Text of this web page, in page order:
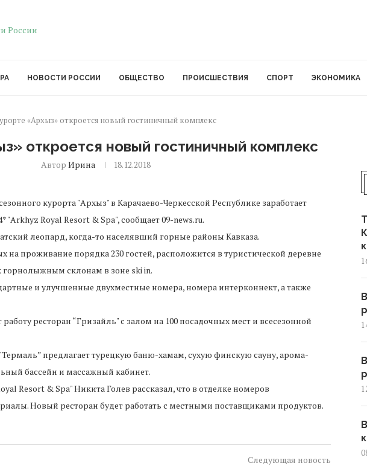
НОВОСТИ РОССИИ ОБЩЕСТВО ПРОИСШЕСТВИЯ СПОРТ ЭКОНОМИКА
«Архыз» откроется новый гостиничный комплекс
откроется новый гостиничный комплекс
Автор Ирина 18.12.2018
курорта "Архыз" в Карачаево-Черкесской Республике заработает
Royal Resort & Spa", сообщает 09-news.ru.
леопард, когда-то населявший горные районы Кавказа.
на проживание порядка 230 гостей, расположится в туристической деревне
склонам в зоне ski in.
и улучшенные двухместные номера, номера интерконнект, а также
ресторан “Гризайль" с залом на 100 посадочных мест и всесезонной
предлагает турецкую баню-хамам, сухую финскую сауну, арома-
бассейн и массажный кабинет.
Resort & Spa" Никита Голев рассказал, что в отделке номеров
Новый ресторан будет работать с местными поставщиками продуктов.
Следующая новость